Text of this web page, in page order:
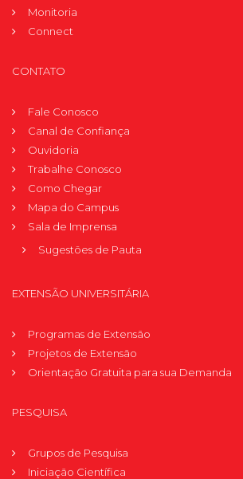
Monitoria
Connect
CONTATO
Fale Conosco
Canal de Confiança
Ouvidoria
Trabalhe Conosco
Como Chegar
Mapa do Campus
Sala de Imprensa
Sugestões de Pauta
EXTENSÃO UNIVERSITÁRIA
Programas de Extensão
Projetos de Extensão
Orientação Gratuita para sua Demanda
PESQUISA
Grupos de Pesquisa
Iniciação Científica